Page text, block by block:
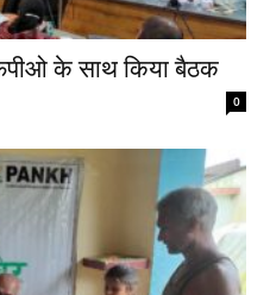
के साथ किया बैठक
0